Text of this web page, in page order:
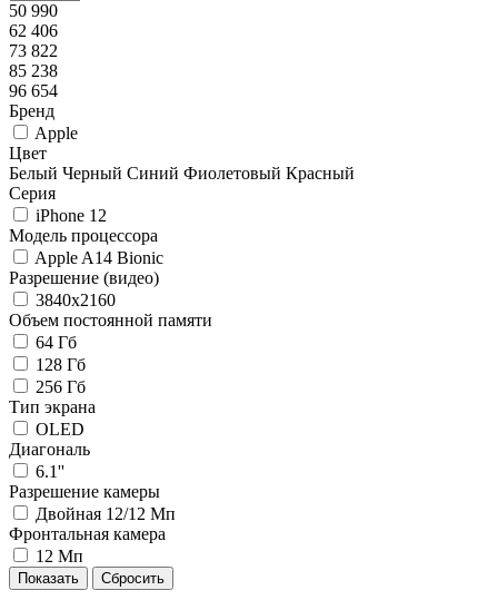
50 990
62 406
73 822
85 238
96 654
Бренд
Apple
Цвет
Белый Черный Синий Фиолетовый Красный
Серия
iPhone 12
Модель процессора
Apple A14 Bionic
Разрешение (видео)
3840x2160
Объем постоянной памяти
64 Гб
128 Гб
256 Гб
Тип экрана
OLED
Диагональ
6.1''
Разрешение камеры
Двойная 12/12 Мп
Фронтальная камера
12 Мп